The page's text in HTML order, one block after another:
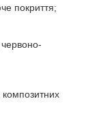
покриття;
червоно-